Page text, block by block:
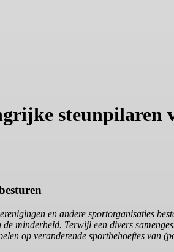
steunpilaren
en andere sportorganisaties
de minderheid. Terwijl een divers
op veranderende sportbehoeftes van